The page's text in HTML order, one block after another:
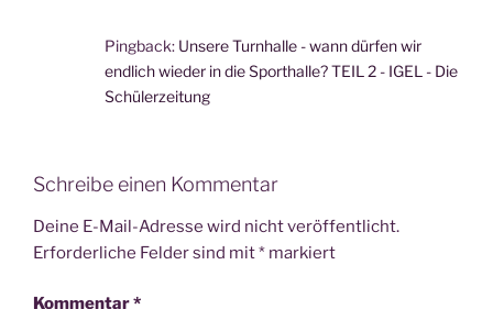
Pingback: Unsere Turnhalle - wann dürfen wir
endlich wieder in die Sporthalle? TEIL 2 - IGEL - Die
Schülerzeitung
Schreibe einen Kommentar
Deine E-Mail-Adresse wird nicht veröffentlicht.
Erforderliche Felder sind mit* markiert
Kommentar*